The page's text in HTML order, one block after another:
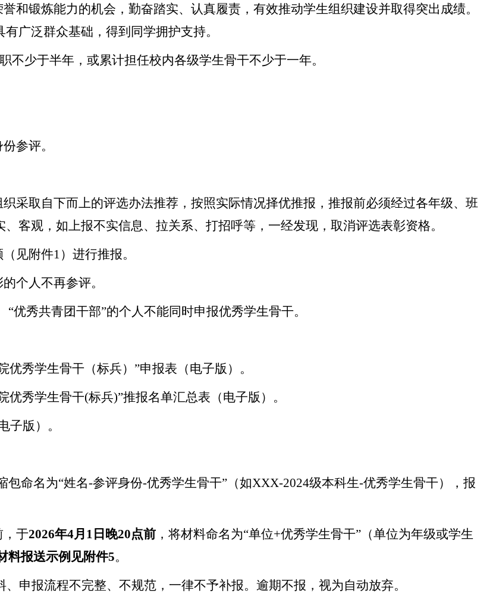
和锻炼能力的机会，勤奋踏实、认真履责，有效推动学生组织建设并取得突出成绩。
广泛群众基础，得到同学拥护支持。
不少于半年，或累计担任校内各级学生骨干不少于一年。
参评。
采取自下而上的评选办法推荐，按照实际情况择优推报，推报前必须经过各年级、班
客观，如上报不实信息、拉关系、打招呼等，一经发现，取消评选表彰资格。
（见附件1）进行推报。
个人不再参评。
“优秀共青团干部”的个人不能同时申报优秀学生骨干。
优秀学生骨干（标兵） ”申报表（电子版）。
优秀学生骨干(标兵)”推报名单汇总表（电子版）。
子版）。
包命名为“姓名-参评身份-优秀学生骨干” （如XXX-2024级本科生-优秀学生骨干）
，报
，于2026年4月 1 日 晚20点前 ，将材料命名为“单位+优秀学生骨干”（单位为年级或学生
料报送示例见附件5。
申报流程不完整、不规范，一律不予补报。逾期不报，视为自动放弃。